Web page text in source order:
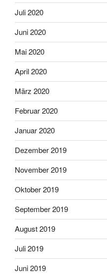
Juli 2020
Juni 2020
Mai 2020
April 2020
März 2020
Februar 2020
Januar 2020
Dezember 2019
November 2019
Oktober 2019
September 2019
August 2019
Juli 2019
Juni 2019